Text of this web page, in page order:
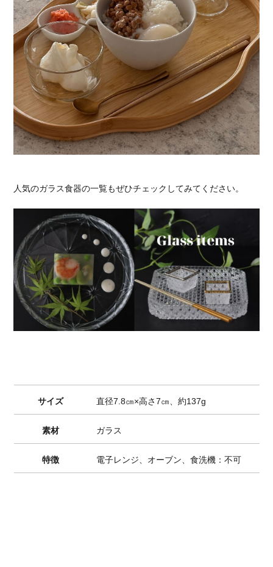
人気のガラス食器の一覧もぜひチェックしてみてください。
サイズ 直径7.8㎝×高さ7㎝、約137g
素材 ガラス
特徴 電子レンジ、オーブン、食洗機：不可